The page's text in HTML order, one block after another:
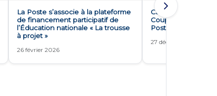
La Poste s’associe à la plateforme
de financement participatif de
l’Éducation nationale « La trousse
à projet »
26 février 2026
Cap sur les 8èmes
Coupe de France
Poste
27 décembre 2025